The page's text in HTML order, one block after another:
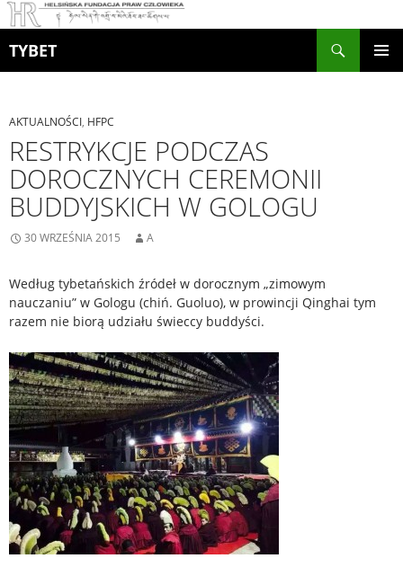
TYBET
AKTUALNOŚCI, HFPC
RESTRYKCJE PODCZAS
DOROCZNYCH CEREMONII
BUDDYJSKICH W GOLOGU
30 WRZEŚNIA 2015 A
Według tybetańskich źródeł w dorocznym „zimowym
nauczaniu” w Gologu (chiń. Guoluo), w prowincji Qinghai tym
razem nie biorą udziału świeccy buddyści.